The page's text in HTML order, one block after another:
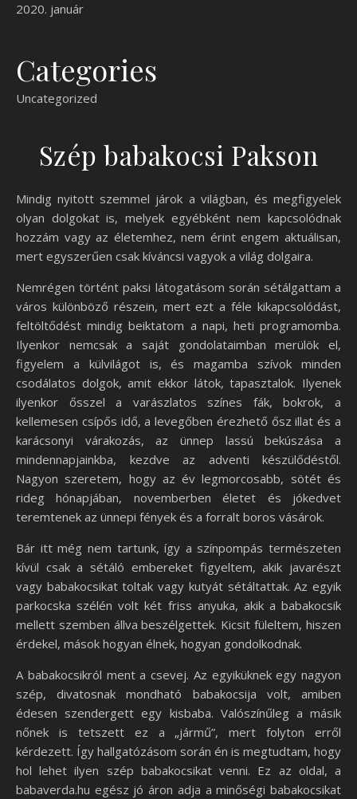
2020. január
Categories
Uncategorized
Szép babakocsi Pakson
Mindig nyitott szemmel járok a világban, és megfigyelek
olyan dolgokat is, melyek egyébként nem kapcsolódnak
hozzám vagy az életemhez, nem érint engem aktuálisan,
mert egyszerűen csak kíváncsi vagyok a világ dolgaira.
Nemrégen történt paksi látogatásom során sétálgattam a
város különböző részein, mert ezt a féle kikapcsolódást,
feltöltődést mindig beiktatom a napi, heti programomba.
Ilyenkor nemcsak a saját gondolataimban merülök el,
figyelem a külvilágot is, és magamba szívok minden
csodálatos dolgok, amit ekkor látok, tapasztalok. Ilyenek
ilyenkor ősszel a varászlatos színes fák, bokrok, a
kellemesen csípős idő, a levegőben érezhető ősz illat és a
karácsonyi várakozás, az ünnep lassú bekúszása a
mindennapjainkba, kezdve az adventi készülődéstől.
Nagyon szeretem, hogy az év legmorcosabb, sötét és
rideg hónapjában, novemberben életet és jókedvet
teremtenek az ünnepi fények és a forralt boros vásárok.
Bár itt még nem tartunk, így a színpompás természeten
kívül csak a sétáló embereket figyeltem, akik javarészt
vagy babakocsikat toltak vagy kutyát sétáltattak. Az egyik
parkocska szélén volt két friss anyuka, akik a babakocsik
mellett szemben állva beszélgettek. Kicsit füleltem, hiszen
érdekel, mások hogyan élnek, hogyan gondolkodnak.
A babakocsikról ment a csevej. Az egyiküknek egy nagyon
szép, divatosnak mondható babakocsija volt, amiben
édesen szendergett egy kisbaba. Valószínűleg a másik
nőnek is tetszett ez a „jármű”, mert folyton erről
kérdezett. Így hallgatózásom során én is megtudtam, hogy
hol lehet ilyen szép babakocsikat venni. Ez az oldal, a
babaverda.hu egész jó áron adja a minőségi babakocsikat